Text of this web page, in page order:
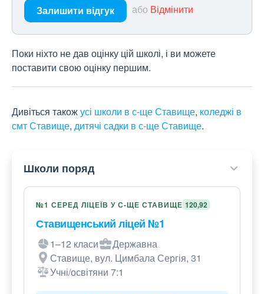
Залишити відгук або Відмінити
Поки ніхто не дав оцінку цій школі, і ви можете
поставити свою оцінку першим.
Дивіться такожусі школи в с-ще Ставище, коледжі в
смт Ставище, дитячі садки в с-ще Ставище.
Школи поряд
№1 СЕРЕД ЛІЦЕЇВ У С-ЩЕ СТАВИЩЕ 120,92
Ставищенський ліцей №1
1–12 класи
Державна
Ставище, вул. Цимбала Сергія, 31
Учні/освітяни 7:1